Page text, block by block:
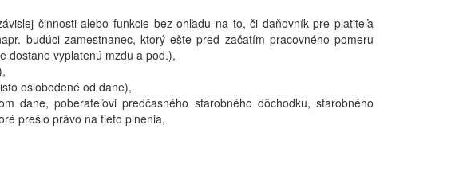
činnosti alebo funkcie bez ohľadu na to, či daňovník pre platiteľa
budúci zamestnanec, ktorý ešte pred začatím pracovného pomeru
dostane vyplatenú mzdu a pod.),
oslobodené od dane),
dane, poberateľovi predčasného starobného dôchodku, starobného
prešlo právo na tieto plnenia,